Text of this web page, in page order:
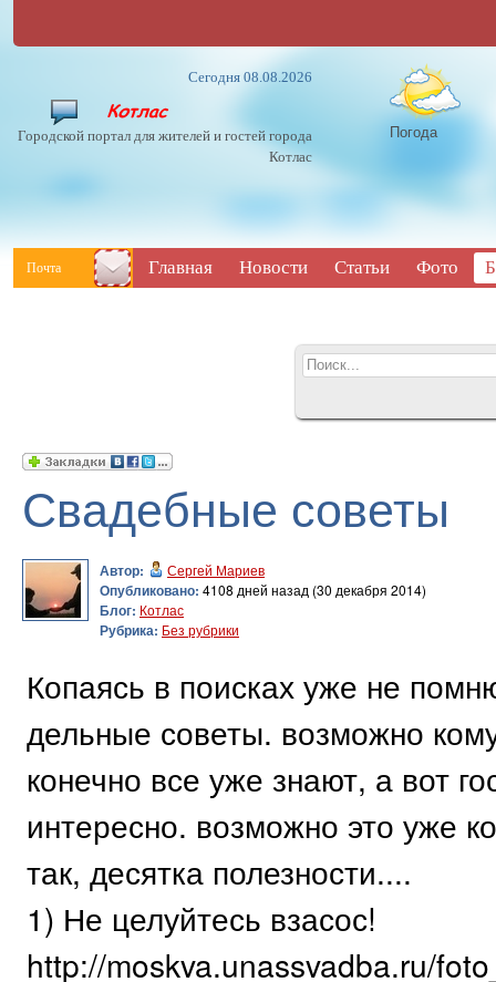
Сегодня 08.08.2026
Городской портал для жителей и гостей города
Котлас
Погода
Почта Главная Новости Статьи Фото
Свадебные советы
Автор: Сергей Мариев
Опубликовано: 4108 дней назад (30 декабря 2014)
Блог: Котлас
Рубрика: Без рубрики
Копаясь в поисках уже не
дельные советы. возможно
конечно все уже знают, а вот
интересно. возможно это уже
так, десятка полезности....
1) Не целуйтесь взасос!
http://moskva.unassvadba.ru/